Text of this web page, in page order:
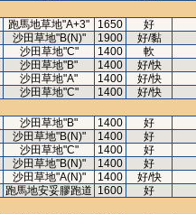
跑馬地草地"A+3" 1650 好
沙田草地"B(N)" 1900 好/黏
沙田草地"C" 1400 軟
沙田草地"B" 1400 好/快
沙田草地"A" 1400 好/快
沙田草地"C" 1400 好/快
沙田草地"B" 1400 好
沙田草地"B(N)" 1400 好
沙田草地"C" 1400 好
沙田草地"B(N)" 1400 好
沙田草地"A(N)" 1400 好/快
跑馬地安妥膠跑道 1600 好